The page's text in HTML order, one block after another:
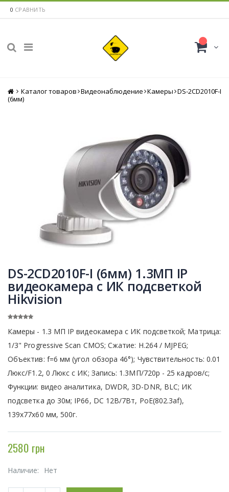
0 СРАВНИТЬ
Главная
Каталог товаров Видеонаблюдение Камеры DS-2CD2010F-I
(6мм)
DS-2CD2010F-I (6мм) 1.3МП IP
видеокамера с ИК подсветкой
Hikvision
Камеры - 1.3 МП IP видеокамера с ИК подсветкой; Матрица:
1/3" Progressive Scan CMOS; Сжатие: H.264 / MJPEG;
Объектив: f=6 мм (угол обзора 46°); Чувствительность: 0.01
Люкс/F1.2, 0 Люкс с ИК; Запись: 1.3МП/720р - 25 кадров/с;
Функции: видео аналитика, DWDR, 3D-DNR, BLC; ИК
подсветка до 30м; IP66, DC 12В/7Вт, PoE(802.3af),
139х77х60 мм, 500г.
2580 грн
Наличие: Нет